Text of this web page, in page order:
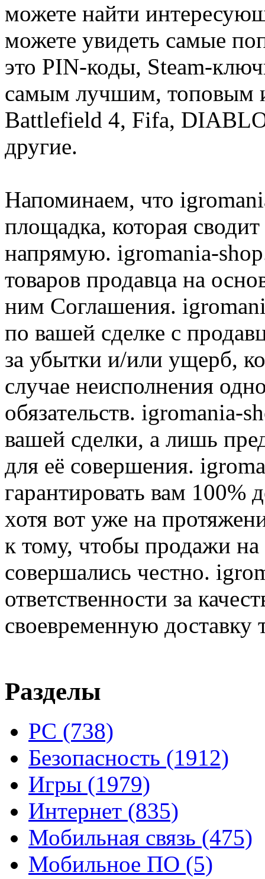
можете найти
можете увидеть самые
это PIN-коды, Steam-
самым лучшим, топовым
Battlefield 4, Fifa,
другие.
Напоминаем, что
площадка, которая
напрямую. igromania-
товаров продавца на
ним Соглашения.
по вашей сделке с
за убытки и/или ущерб,
случае неисполнения
обязательств. igromania-
вашей сделки, а лишь
для её совершения.
гарантировать вам 100%
хотя вот уже на
к тому, чтобы продажи
совершались честно.
ответственности за
своевременную доставку
Разделы
PC (738)
Безопасность (1912)
Игры (1979)
Интернет (835)
Мобильная связь (475)
Мобильное ПО (5)